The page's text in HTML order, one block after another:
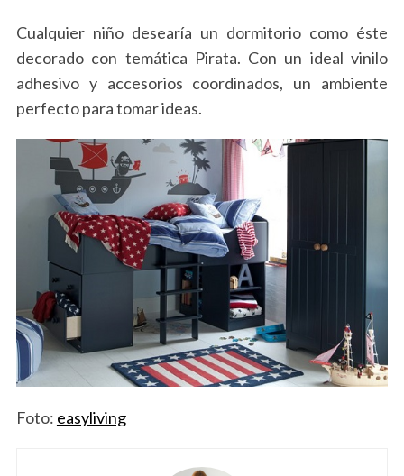
Cualquier niño desearía un dormitorio como éste
decorado con temática Pirata. Con un ideal vinilo
adhesivo y accesorios coordinados, un ambiente
perfecto para tomar ideas.
Foto: easyliving